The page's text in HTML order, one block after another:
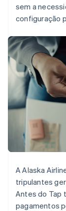
sem a
configuração
A Alaska
tripulantes
Antes do Tap
pagamentos
Espanha
Español
English
Estônia
English
Finlândia
English
França
Français
English
Grécia
English
Hungria
Índia
English
Irlanda
English